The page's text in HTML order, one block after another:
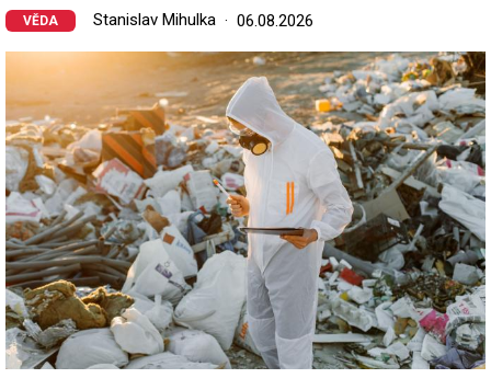
VĚDA Stanislav Mihulka 06.08.2026
Image